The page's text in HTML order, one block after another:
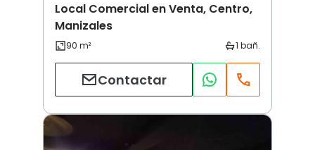
Local Comercial en Venta, Centro,
Manizales
Contactar